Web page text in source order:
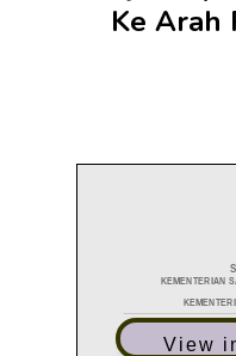
Ke Arah
View